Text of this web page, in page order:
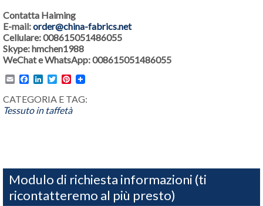
Contatta Haiming
E-mail:order@china-fabrics.net
Cellulare: 008615051486055
Skype: hmchen1988
WeChat e WhatsApp: 008615051486055
EmailFacebook
LinkedIn
TwitterPinterest
CATEGORIA E TAG:
Tessuto in taffetà
Modulo di richiesta informazioni (ti
ricontatteremo al più presto)